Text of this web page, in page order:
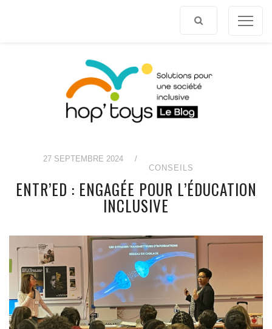
27 SEPTEMBRE 2024
/
CONSEILS
ENTR’ED : ENGAGÉE POUR L’ÉDUCATION
INCLUSIVE